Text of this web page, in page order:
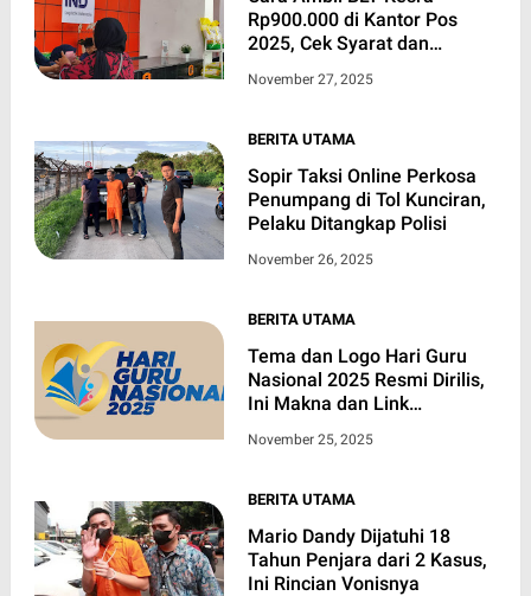
Rp900.000 di Kantor Pos
2025, Cek Syarat dan
November 27, 2025
BERITA UTAMA
Sopir Taksi Online Perkosa
Penumpang di Tol Kunciran,
Pelaku Ditangkap Polisi
November 26, 2025
BERITA UTAMA
Tema dan Logo Hari Guru
Nasional 2025 Resmi Dirilis,
Ini Makna dan Link
November 25, 2025
BERITA UTAMA
Mario Dandy Dijatuhi 18
Tahun Penjara dari 2 Kasus,
Ini Rincian Vonisnya